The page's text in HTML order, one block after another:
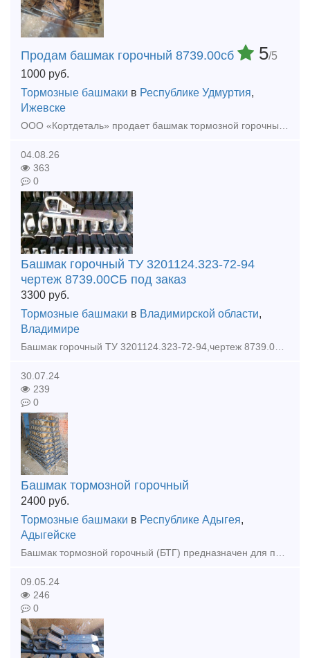
Продам башмак горочный 8739.00сб 5/5
1000 руб.
Тормозные башмаки в Республике Удмуртия,
Ижевске
ООО «Кортдеталь» продает башмак тормозной горочный 8739.00сб. Цена с НДС. Организуем доставку из Ижевска.
04.08.26
363
0
Башмак горочный ТУ 3201124.323-72-94
чертеж 8739.00СБ под заказ
3300 руб.
Тормозные башмаки в Владимирской области,
Владимире
Башмак горочный ТУ 3201124.323-72-94,чертеж 8739.00СБ под заказ. Гарантия качества, быстрая отгрузка. Продукцию отгружаем со всеми документам: ( сертификат, паспорт, договор ) Звоните и размеща
30.07.24
239
0
Башмак тормозной горочный
2400 руб.
Тормозные башмаки в Республике Адыгея,
Адыгейске
Башмак тормозной горочный (БТГ) предназначен для принудительного торможения и остановки вагонов, а также для их закрепления от самопроизвольного ухода на сортировочных горках, полугорках, предгорочных
09.05.24
246
0